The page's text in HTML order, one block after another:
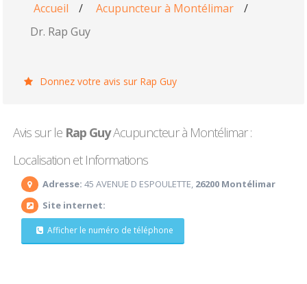
Accueil / Acupuncteur à Montélimar
/
Dr. Rap Guy
Donnez votre avis sur Rap Guy
Avis sur le Rap GuyAcupuncteur à Montélimar :
Localisation et Informations
Adresse: 45 AVENUE D ESPOULETTE, 26200 Montélimar
Site internet:
Afficher le numéro de téléphone